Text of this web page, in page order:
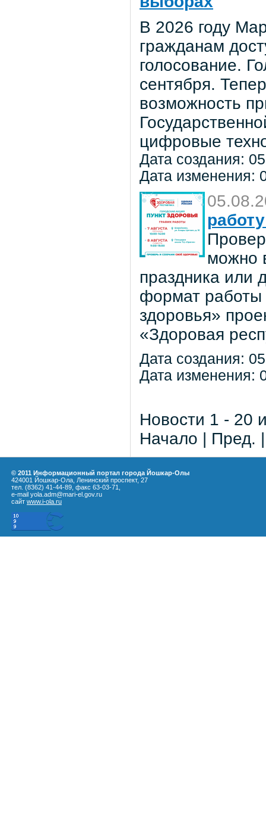
В 2026 году
гражданам
голосование.
сентября.
возможность
цифровые
Дата создания:
Дата изменения:
можно
праздника или
формат работы
здоровья»
«Здоровая
Дата создания:
Дата изменения:
Новости 1 - 20
Начало | Пред.
© 2011 Информационный портал города Йошкар-Олы
424001 Йошкар-Ола, Ленинский проспект, 27
тел. (8362) 41-44-89, факс 63-03-71,
e-mail yola.adm@mari-el.gov.ru
сайт www.i-ola.ru